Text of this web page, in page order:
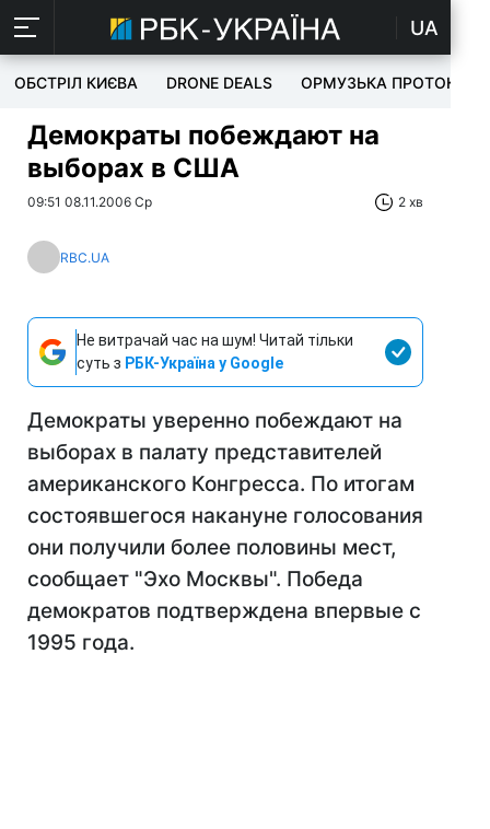
UA
ОБСТРІЛ КИЄВА DRONE DEALS ОРМУЗЬКА ПРОТОКА
Демократы побеждают на
выборах в США
09:51 08.11.2006 Ср 2 хв
RBC.UA
Не витрачай час на шум! Читай тільки
суть з РБК-Україна у Google
Демократы уверенно побеждают на
выборах в палату представителей
американского Конгресса. По итогам
состоявшегося накануне голосования
они получили более половины мест,
сообщает "Эхо Москвы". Победа
демократов подтверждена впервые с
1995 года.